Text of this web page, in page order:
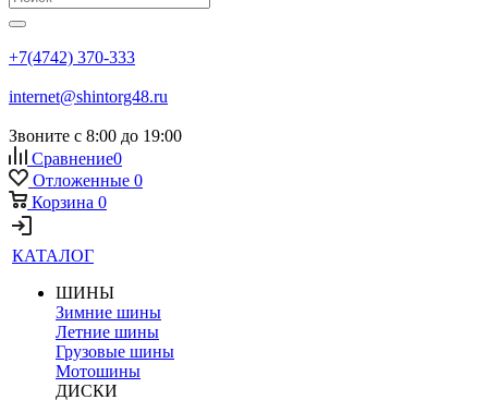
+7(4742) 370-333
internet@shintorg48.ru
Звоните с 8:00 до 19:00
Сравнение0
Отложенные 0
Корзина 0
КАТАЛОГ
ШИНЫ
Зимние шины
Летние шины
Грузовые шины
Мотошины
ДИСКИ